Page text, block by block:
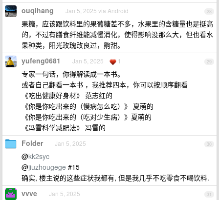
28
ouqihang Jan 5, 2025 via Android
果糖，应该跟饮料里的果葡糖差不多，水果里的含糖量也是挺高
的，不过有膳食纤维能减慢消化，使得影响没那么大，但也看水
果种类，阳光玫瑰改良过，齁甜。
29
yufeng0681 Jan 5, 2025 1
专家一句话，你得解读成一本书。
或者自己翻看一本书 ，我推荐四本，你可以按顺序翻看
《吃出健康好身材》 范志红的
《你是你吃出来的（慢病怎么吃）》 夏萌的
《你是你吃出来的（吃对少生病）》夏萌的
《冯雪科学减肥法》 冯雪的
30
Folder Jan 5, 2025
@kk2syc
@jiuzhougege #15
确实, 楼主说的这些症状我都有, 但是我几乎不吃零食不喝饮料.
31
vvve Jan 5, 2025